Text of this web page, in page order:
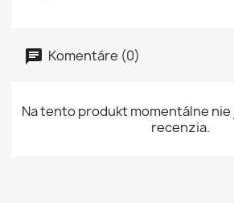
Komentáre (0)
Na tento produkt momentálne
recenzia.